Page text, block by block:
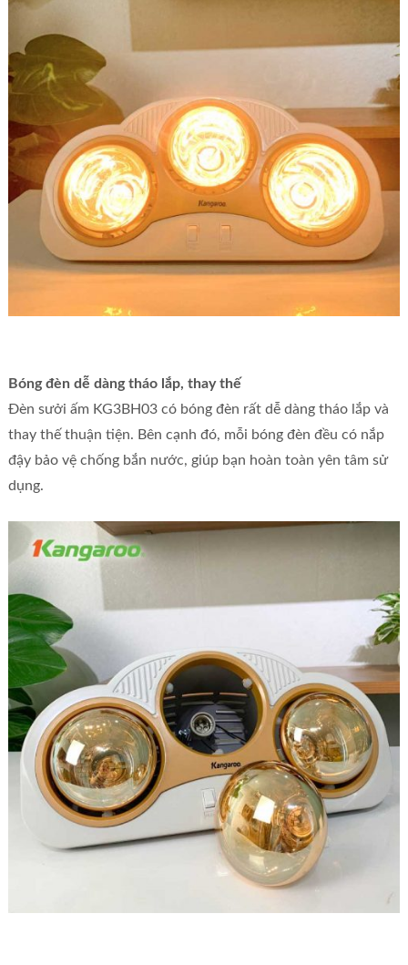
Bóng đèn dễ dàng tháo lắp, thay thế
Đèn sưởi ấm KG3BH03 có bóng đèn rất dễ dàng tháo lắp và
thay thế thuận tiện. Bên cạnh đó, mỗi bóng đèn đều có nắp
đậy bảo vệ chống bắn nước, giúp bạn hoàn toàn yên tâm sử
dụng.